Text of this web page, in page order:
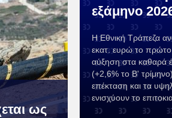
ως
εξάμηνο
Η Εθνική Τράπεζα
εκατ. ευρώ το
αύξηση στα καθαρά
(+2,6% το Β'
επέκταση και τα
ενισχύουν το